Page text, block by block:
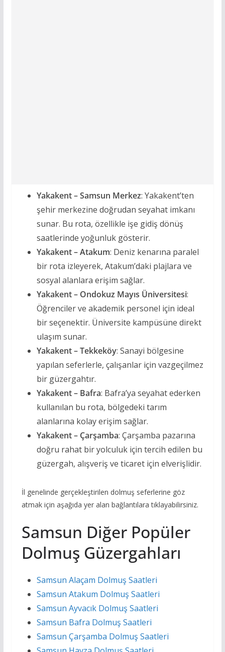
Yakakent – Samsun Merkez: Yakakent’ten
şehir merkezine doğrudan seyahat imkanı
sunar. Bu rota, özellikle işe gidiş dönüş
saatlerinde yoğunluk gösterir.
Yakakent – Atakum: Deniz kenarına paralel
bir rota izleyerek, Atakum’daki plajlara ve
sosyal alanlara erişim sağlar.
Yakakent – Ondokuz Mayıs Üniversitesi:
Öğrenciler ve akademik personel için ideal
bir seçenektir. Üniversite kampüsüne direkt
ulaşım sunar.
Yakakent – Tekkeköy: Sanayi bölgesine
yapılan seferlerle, çalışanlar için vazgeçilmez
bir güzergahtır.
Yakakent – Bafra: Bafra’ya seyahat ederken
kullanılan bu rota, bölgedeki tarım
alanlarına kolay erişim sağlar.
Yakakent – Çarşamba: Çarşamba pazarına
doğru rahat bir yolculuk için tercih edilen bu
güzergah, alışveriş ve ticaret için elverişlidir.
İl genelinde gerçekleştirilen dolmuş seferlerine göz
atmak için aşağıda yer alan bağlantılara tıklayabilirsiniz.
Samsun Diğer Popüler
Dolmuş Güzergahları
Samsun Alaçam Dolmuş Saatleri
Samsun Atakum Dolmuş Saatleri
Samsun Ayvacık Dolmuş Saatleri
Samsun Bafra Dolmuş Saatleri
Samsun Çarşamba Dolmuş Saatleri